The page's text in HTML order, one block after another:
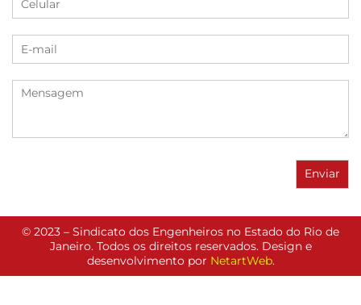
© 2023 – Sindicato dos Engenheiros no Estado do Rio de
Janeiro. Todos os direitos reservados. Design e
desenvolvimento por NetartWeb.